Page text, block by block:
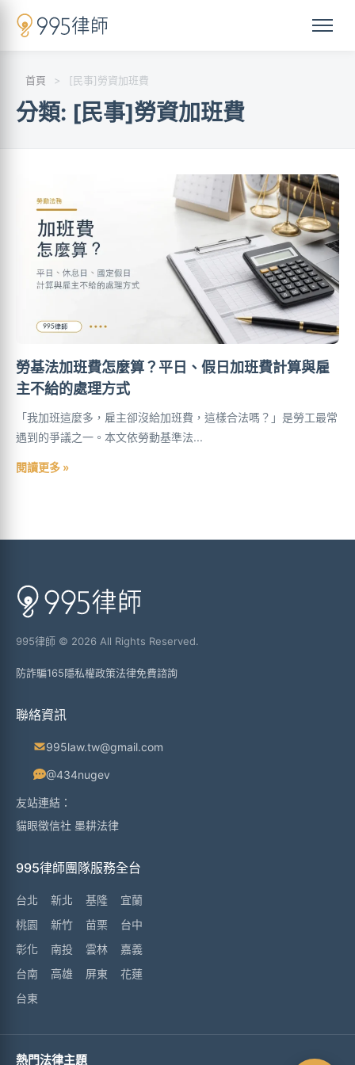
首頁 > [民事]勞資加班費
分類: [民事]勞資加班費
勞基法加班費怎麼算？平日、假日加班費計算與雇
主不給的處理方式
「我加班這麼多，雇主卻沒給加班費，這樣合法嗎？」是勞工最常
遇到的爭議之一。本文依勞動基準法...
閱讀更多 »
995律師 © 2026 All Rights Reserved.
防詐騙165隱私權政策法律免費諮詢
聯絡資訊
995law.tw@gmail.com
@434nugev
友站連結：
貓眼徵信社 墨耕法律
995律師團隊服務全台
台北 新北 基隆
宜蘭
桃園
新竹 苗栗
台中
彰化
南投 雲林
嘉義
台南
高雄 屏東
花蓮
台東
熱門法律主題